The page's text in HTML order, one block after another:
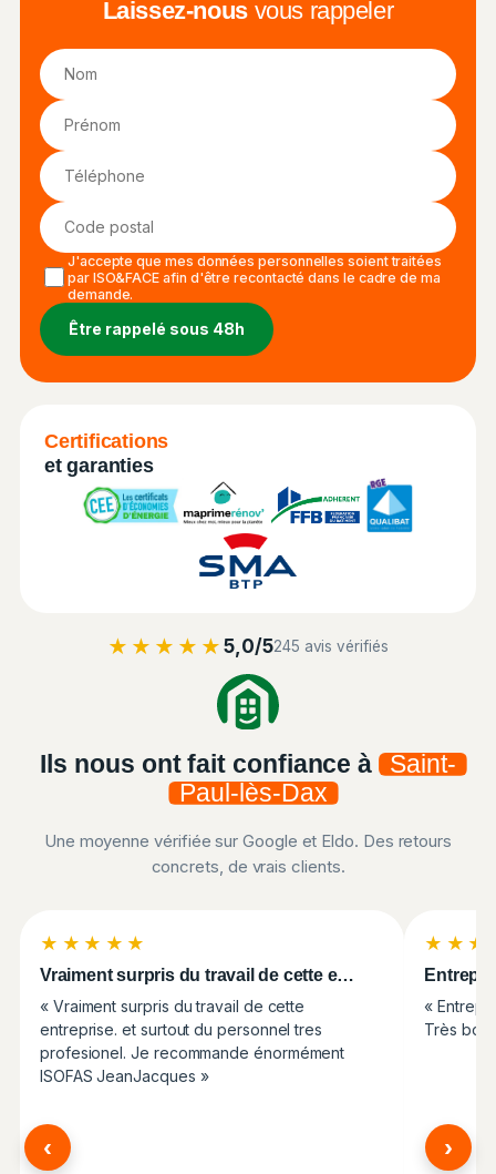
Laissez-nous vous rappeler
J'accepte que mes données personnelles soient traitées
par ISO&FACE afin d'être recontacté dans le cadre de ma
demande.
Certifications
et garanties
★★★★★5,0/5245 avis vérifiés
Ils nous ont fait confiance à Saint-
Paul-lès-Dax
Une moyenne vérifiée sur Google et Eldo. Des retours
concrets, de vrais clients.
‹ ›
★★★★★
Vraiment surpris du travail de cette e…
« Vraiment surpris du travail de cette
entreprise. et surtout du personnel tres
profesionel. Je recommande énormément
ISOFAS JeanJacques »
«
Très bon